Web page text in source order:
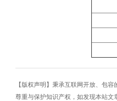
【版权声明】秉承互联网开放、包
尊重与保护知识产权，如发现本站